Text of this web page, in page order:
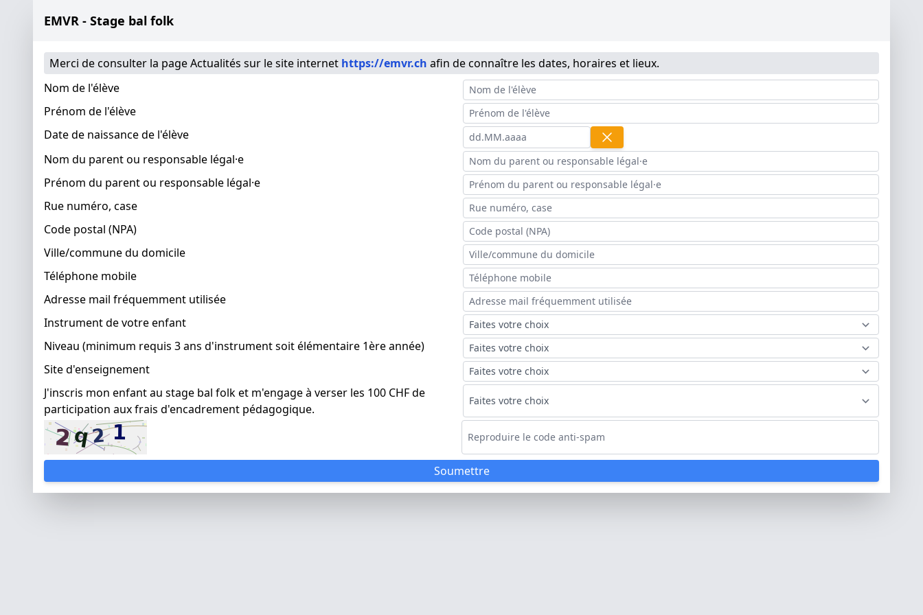
EMVR - Stage bal folk
Merci de consulter la page Actualités sur le site internet https://emvr.ch afin de connaître les dates, horaires et lieux.
Nom de l'élève
Prénom de l'élève
Date de naissance de l'élève
Nom du parent ou responsable légal·e
Prénom du parent ou responsable légal·e
Rue numéro, case
Code postal (NPA)
Ville/commune du domicile
Téléphone mobile
Adresse mail fréquemment utilisée
Instrument de votre enfant
Niveau (minimum requis 3 ans d'instrument soit élémentaire 1ère année)
Site d'enseignement
J'inscris mon enfant au stage bal folk et m'engage à verser les 100 CHF de
participation aux frais d'encadrement pédagogique.